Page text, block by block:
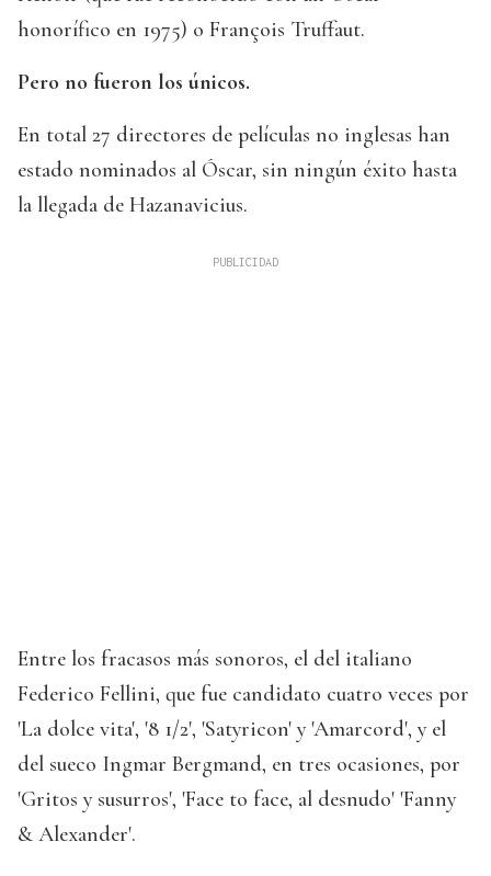
honorífico en 1975) o François Truffaut.
Pero no fueron los únicos.
En total 27 directores de películas no inglesas han
estado nominados al Óscar, sin ningún éxito hasta
la llegada de Hazanavicius.
Entre los fracasos más sonoros, el del italiano
Federico Fellini, que fue candidato cuatro veces por
'La dolce vita', '8 1/2', 'Satyricon' y 'Amarcord', y el
del sueco Ingmar Bergmand, en tres ocasiones, por
'Gritos y susurros', 'Face to face, al desnudo' 'Fanny
& Alexander'.